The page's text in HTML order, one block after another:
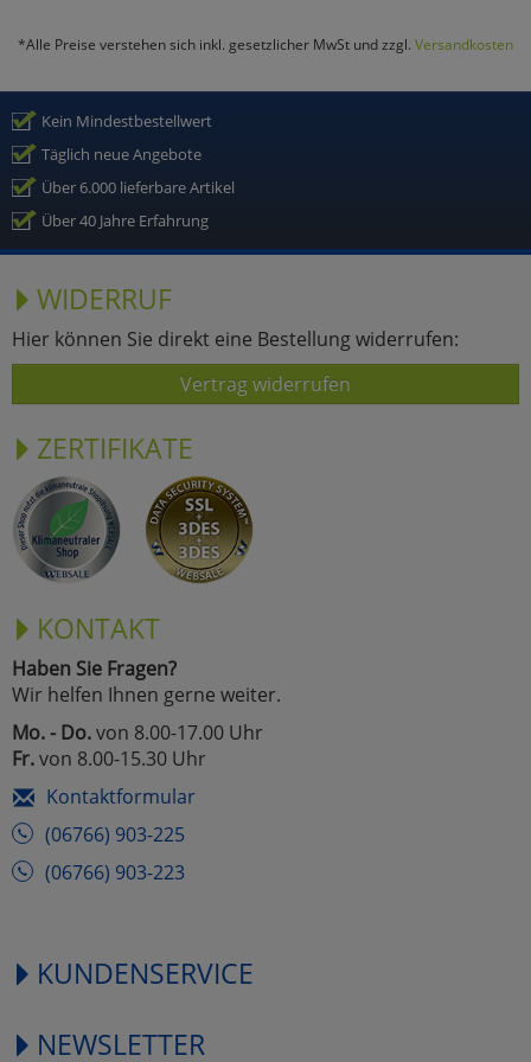
*Alle Preise verstehen sich inkl. gesetzlicher MwSt und zzgl. Versandkosten
Kein Mindestbestellwert
Täglich neue Angebote
Über 6.000 lieferbare Artikel
Über 40 Jahre Erfahrung
WIDERRUF
Hier können Sie direkt eine Bestellung widerrufen:
Vertrag widerrufen
ZERTIFIKATE
KONTAKT
Haben Sie Fragen?
Wir helfen Ihnen gerne weiter.
Mo. - Do.von 8.00-17.00 Uhr
Fr.von 8.00-15.30 Uhr
Kontaktformular
(06766) 903-225
(06766) 903-223
KUNDENSERVICE
NEWSLETTER
Marketing
Umfragetools
Cookies
Alle Akzeptieren
Cookies
Einstellungen speichern